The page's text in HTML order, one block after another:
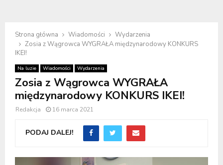
Strona główna Wiadomości
Wydarzenia
Zosia z Wągrowca WYGRAŁA międzynarodowy KONKURS
IKEI!
Na luzie Wiadomości Wydarzenia
Zosia z Wągrowca WYGRAŁA
międzynarodowy KONKURS IKEI!
Redakcja 16 marca 2021
PODAJ DALEJ!